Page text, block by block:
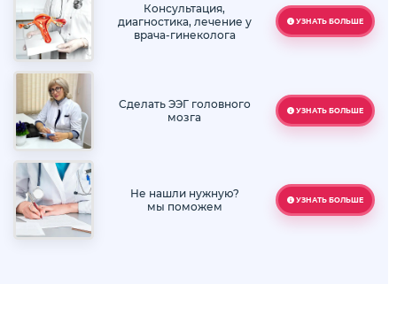
Консультация,
диагностика, лечение у
врача-гинеколога
УЗНАТЬ БОЛЬШЕ
Сделать ЭЭГ головного
мозга
УЗНАТЬ БОЛЬШЕ
Не нашли нужную?
мы поможем
УЗНАТЬ БОЛЬШЕ